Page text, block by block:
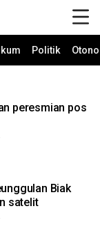
Politik
peresmian pos
Biak
satelit